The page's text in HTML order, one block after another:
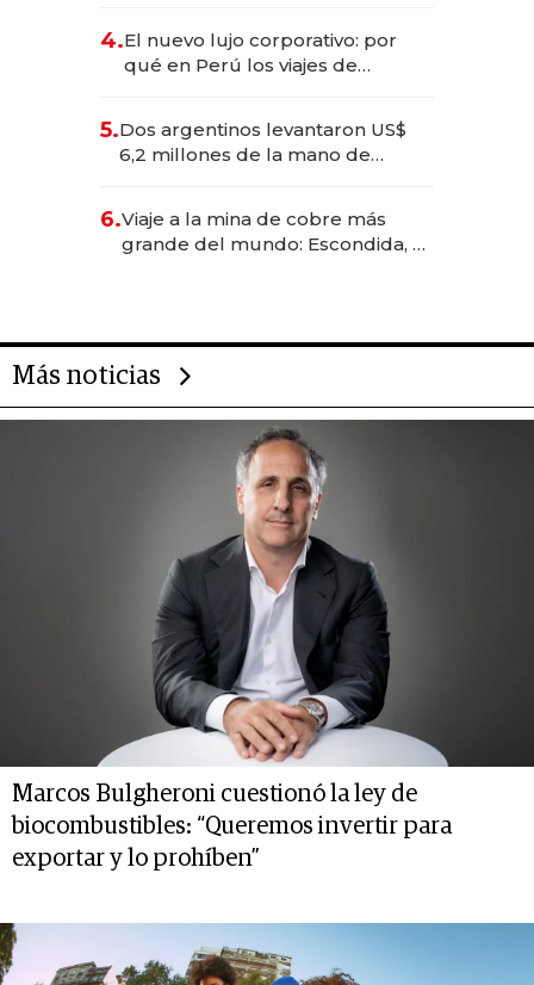
4.El nuevo lujo corporativo: por
qué en Perú los viajes de
transformadoras
5.Dos argentinos levantaron US$
6,2 millones de la mano de
6.Viaje a la mina de cobre más
grande del mundo: Escondida, el
Más noticias
Marcos Bulgheroni cuestionó la ley de
biocombustibles: “Queremos invertir para
exportar y lo prohíben”